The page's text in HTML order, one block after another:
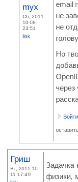
myx
Сб, 2011-
10-08
23:51
link
email
не
не
Но
Войти
Гриш
Вт, 2011-10-
11 17:49
Задачка
физики,